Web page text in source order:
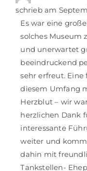
schrieb am
Es war eine
solches Museum
und unerwartet
beeindruckend
sehr erfreut.
diesem Umfang
Herzblut – wir
herzlichen Dank
interessante
weiter und
dahin mit
Tankstellen-